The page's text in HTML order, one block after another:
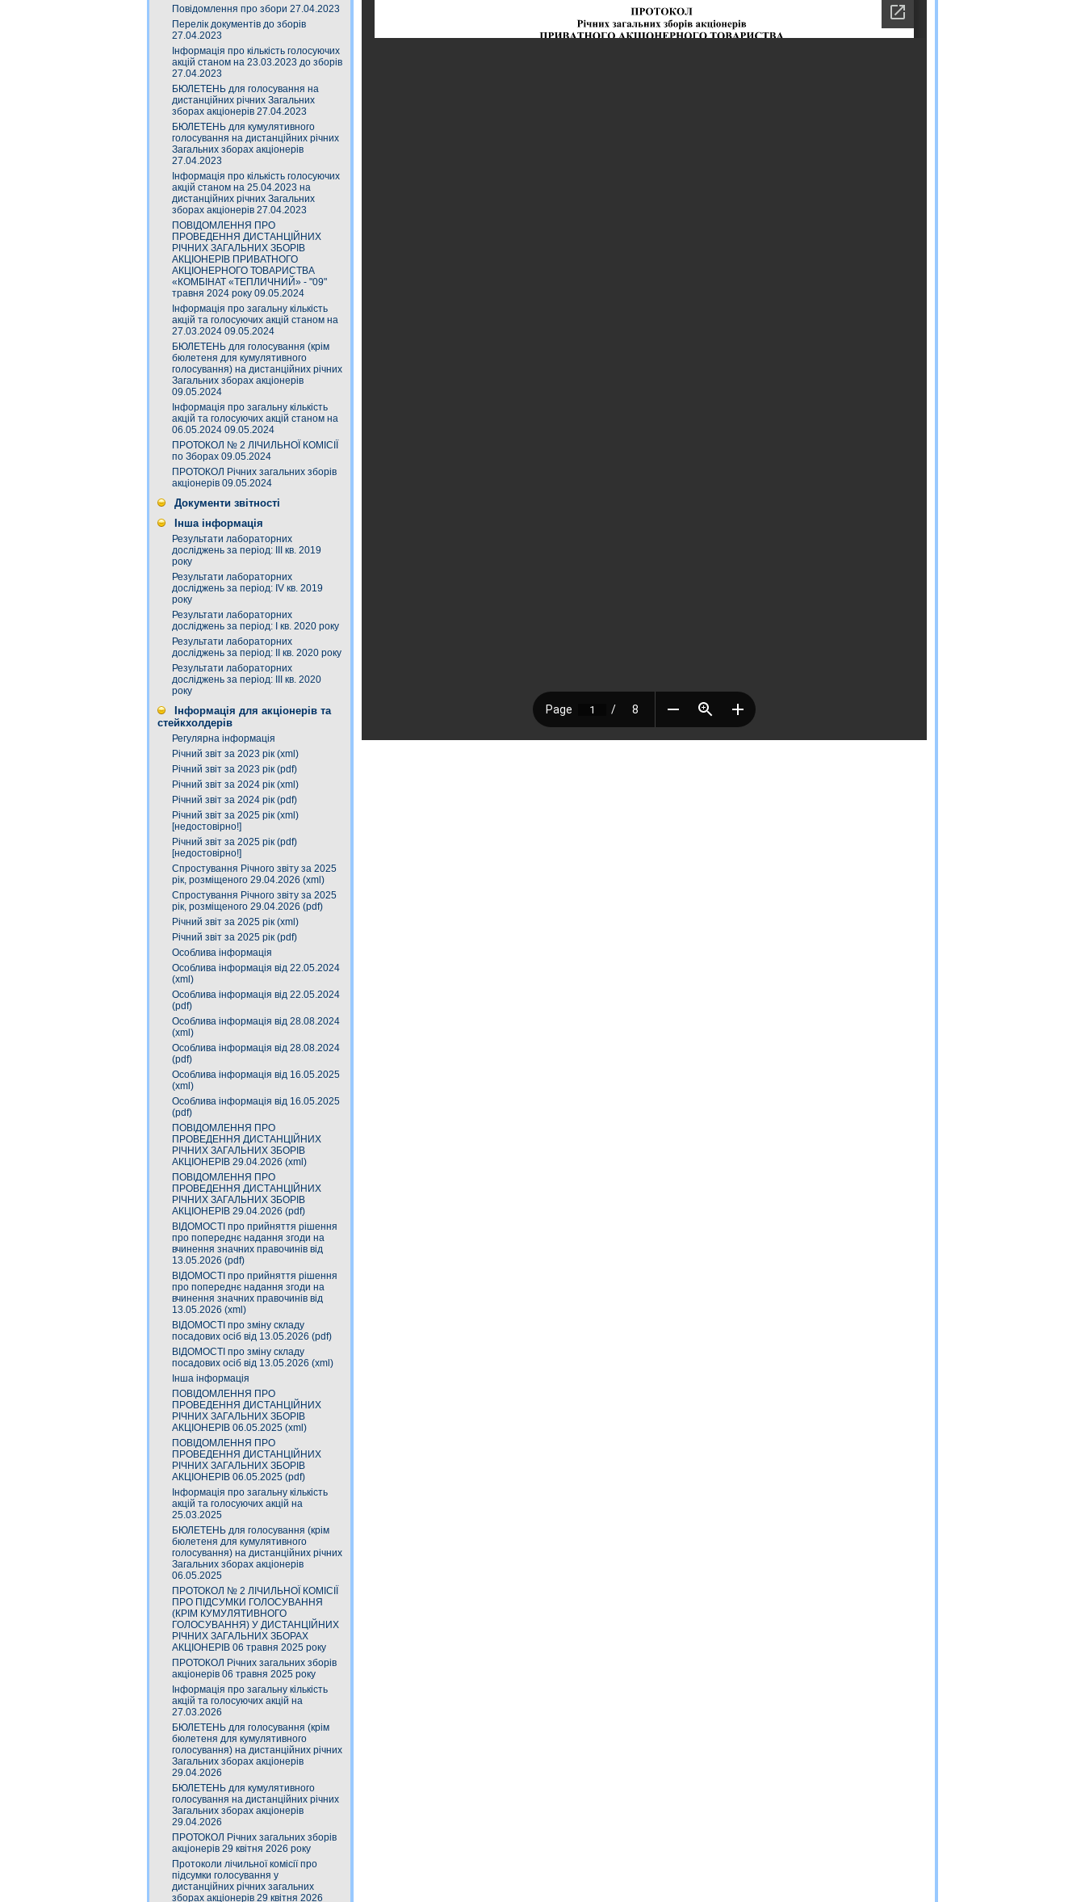
Повідомлення про збори 27.04.2023
Перелік документів до зборів
27.04.2023
Інформація про кількість голосуючих
акцій станом на 23.03.2023 до зборів
27.04.2023
БЮЛЕТЕНЬ для голосування на
дистанційних річних Загальних
зборах акціонерів 27.04.2023
БЮЛЕТЕНЬ для кумулятивного
голосування на дистанційних річних
Загальних зборах акціонерів
27.04.2023
Інформація про кількість голосуючих
акцій станом на 25.04.2023 на
дистанційних річних Загальних
зборах акціонерів 27.04.2023
ПОВІДОМЛЕННЯ ПРО
ПРОВЕДЕННЯ ДИСТАНЦІЙНИХ
РІЧНИХ ЗАГАЛЬНИХ ЗБОРІВ
АКЦІОНЕРІВ ПРИВАТНОГО
АКЦІОНЕРНОГО ТОВАРИСТВА
«КОМБІНАТ «ТЕПЛИЧНИЙ» - "09"
травня 2024 року 09.05.2024
Інформація про загальну кількість
акцій та голосуючих акцій станом на
27.03.2024 09.05.2024
БЮЛЕТЕНЬ для голосування (крім
бюлетеня для кумулятивного
голосування) на дистанційних річних
Загальних зборах акціонерів
09.05.2024
Інформація про загальну кількість
акцій та голосуючих акцій станом на
06.05.2024 09.05.2024
ПРОТОКОЛ № 2 ЛІЧИЛЬНОЇ КОМІСІЇ
по Зборах 09.05.2024
ПРОТОКОЛ Річних загальних зборів
акціонерів 09.05.2024
Документи звітності
Інша інформація
Результати лабораторних
досліджень за період: III кв. 2019
року
Результати лабораторних
досліджень за період: IV кв. 2019
року
Результати лабораторних
досліджень за період: I кв. 2020 року
Результати лабораторних
досліджень за період: ІI кв. 2020 року
Результати лабораторних
досліджень за період: ІІІ кв. 2020
року
Інформація для акціонерів та
стейкхолдерів
Регулярна інформація
Річний звіт за 2023 рік (xml)
Річний звіт за 2023 рік (pdf)
Річний звіт за 2024 рік (xml)
Річний звіт за 2024 рік (pdf)
Річний звіт за 2025 рік (xml)
[недостовірно!]
Річний звіт за 2025 рік (pdf)
[недостовірно!]
Спростування Річного звіту за 2025
рік, розміщеного 29.04.2026 (xml)
Спростування Річного звіту за 2025
рік, розміщеного 29.04.2026 (pdf)
Річний звіт за 2025 рік (xml)
Річний звіт за 2025 рік (pdf)
Особлива інформація
Особлива інформація від 22.05.2024
(xml)
Особлива інформація від 22.05.2024
(pdf)
Особлива інформація від 28.08.2024
(xml)
Особлива інформація від 28.08.2024
(pdf)
Особлива інформація від 16.05.2025
(xml)
Особлива інформація від 16.05.2025
(pdf)
ПОВІДОМЛЕННЯ ПРО
ПРОВЕДЕННЯ ДИСТАНЦІЙНИХ
РІЧНИХ ЗАГАЛЬНИХ ЗБОРІВ
АКЦІОНЕРІВ 29.04.2026 (xml)
ПОВІДОМЛЕННЯ ПРО
ПРОВЕДЕННЯ ДИСТАНЦІЙНИХ
РІЧНИХ ЗАГАЛЬНИХ ЗБОРІВ
АКЦІОНЕРІВ 29.04.2026 (pdf)
ВІДОМОСТІ про прийняття рішення
про попереднє надання згоди на
вчинення значних правочинів від
13.05.2026 (pdf)
ВІДОМОСТІ про прийняття рішення
про попереднє надання згоди на
вчинення значних правочинів від
13.05.2026 (xml)
ВІДОМОСТІ про зміну складу
посадових осіб від 13.05.2026 (pdf)
ВІДОМОСТІ про зміну складу
посадових осіб від 13.05.2026 (xml)
Інша інформація
ПОВІДОМЛЕННЯ ПРО
ПРОВЕДЕННЯ ДИСТАНЦІЙНИХ
РІЧНИХ ЗАГАЛЬНИХ ЗБОРІВ
АКЦІОНЕРІВ 06.05.2025 (xml)
ПОВІДОМЛЕННЯ ПРО
ПРОВЕДЕННЯ ДИСТАНЦІЙНИХ
РІЧНИХ ЗАГАЛЬНИХ ЗБОРІВ
АКЦІОНЕРІВ 06.05.2025 (pdf)
Інформація про загальну кількість
акцій та голосуючих акцій на
25.03.2025
БЮЛЕТЕНЬ для голосування (крім
бюлетеня для кумулятивного
голосування) на дистанційних річних
Загальних зборах акціонерів
06.05.2025
ПРОТОКОЛ № 2 ЛІЧИЛЬНОЇ КОМІСІЇ
ПРО ПІДСУМКИ ГОЛОСУВАННЯ
(КРІМ КУМУЛЯТИВНОГО
ГОЛОСУВАННЯ) У ДИСТАНЦІЙНИХ
РІЧНИХ ЗАГАЛЬНИХ ЗБОРАХ
АКЦІОНЕРІВ 06 травня 2025 року
ПРОТОКОЛ Річних загальних зборів
акціонерів 06 травня 2025 року
Інформація про загальну кількість
акцій та голосуючих акцій на
27.03.2026
БЮЛЕТЕНЬ для голосування (крім
бюлетеня для кумулятивного
голосування) на дистанційних річних
Загальних зборах акціонерів
29.04.2026
БЮЛЕТЕНЬ для кумулятивного
голосування на дистанційних річних
Загальних зборах акціонерів
29.04.2026
ПРОТОКОЛ Річних загальних зборів
акціонерів 29 квітня 2026 року
Протоколи лічильної комісії про
підсумки голосування у
дистанційних річних загальних
зборах акціонерів 29 квітня 2026